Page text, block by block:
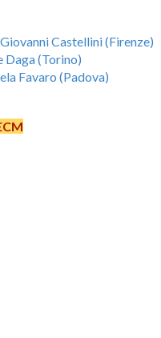
Castellini (Firenze)
Daga (Torino)
Favaro (Padova)